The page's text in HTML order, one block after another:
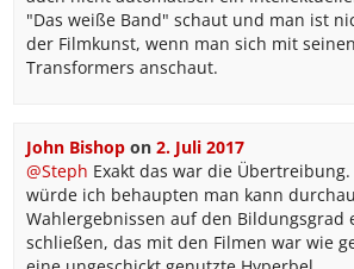
"Das weiße Band" schaut und man ist
der Filmkunst, wenn man sich mit
Transformers anschaut.
John Bishopon 2. Juli 2017
@Steph Exakt das war die
würde ich behaupten man kann
Wahlergebnissen auf den Bildungsgrad
schließen, das mit den Filmen war wie